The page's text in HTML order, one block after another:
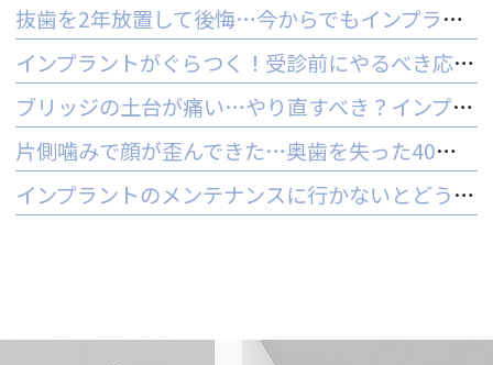
抜歯を2年放置して後悔…今からでもインプラントはできる？
インプラントがぐらつく！受診前にやるべき応急処置とNG行動一覧
ブリッジの土台が痛い…やり直すべき？インプラントとの判断基準を解説
片側噛みで顔が歪んできた…奥歯を失った40代女性のインプラントという選択肢
インプラントのメンテナンスに行かないとどうなる？ 他院でやってもいいの？